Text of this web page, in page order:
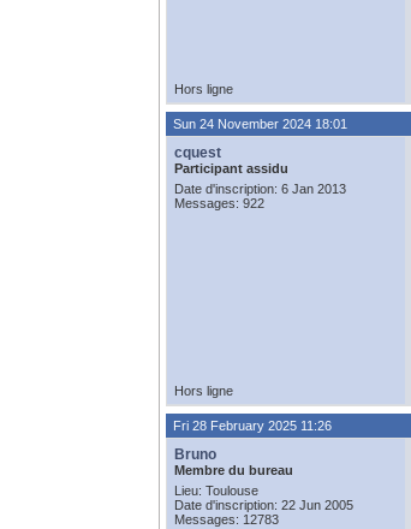
Hors ligne
Sun 24 November 2024 18:01
cquest
Participant assidu
Date d'inscription: 6 Jan 2013
Messages: 922
Hors ligne
Fri 28 February 2025 11:26
Bruno
Membre du bureau
Lieu: Toulouse
Date d'inscription: 22 Jun 2005
Messages: 12783